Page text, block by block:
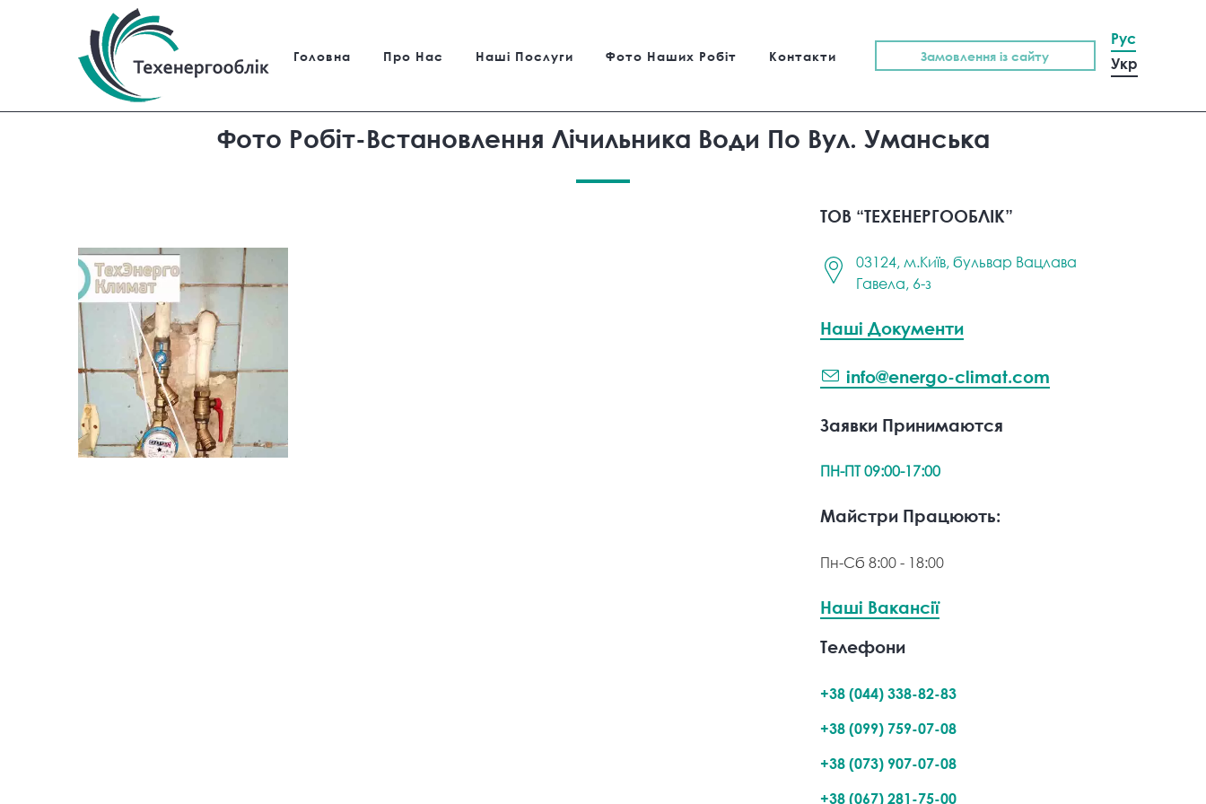
Головна Про Нас Нашi Послуги Фото Наших Робіт Контакти Замовлення із сайту
Рус
Укр
Фото Робіт-Встановлення Лічильника Води По Вул. Уманська
ТОВ “ТЕХЕНЕРГООБЛІК”
03124, м.Київ, бульвар Вацлава
Гавела, 6-з
Наші Документи
info@energo-climat.com
Заявки Принимаются
ПН-ПТ 09:00-17:00
Майстри Працюють:
Пн-Сб 8:00 - 18:00
Наші Вакансії
Телефони
+38 (044) 338-82-83
+38 (099) 759-07-08
+38 (073) 907-07-08
+38 (067) 281-75-00